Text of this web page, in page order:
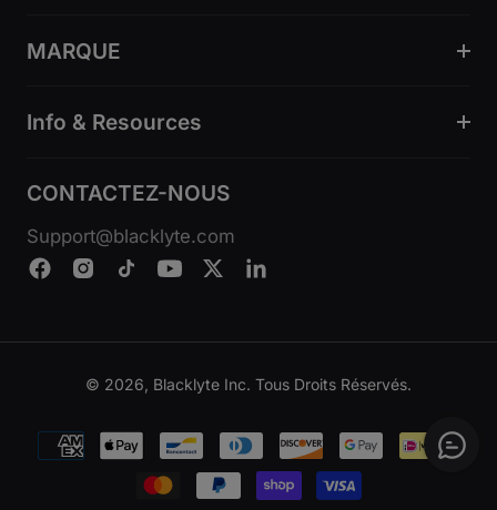
MARQUE
Info & Resources
CONTACTEZ-NOUS
Support@blacklyte.com
© 2026, Blacklyte Inc. Tous Droits Réservés.
Modes
de
paiement